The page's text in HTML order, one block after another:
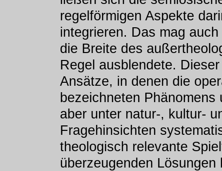
regelförmigen Aspekte
integrieren. Das mag
die Breite des
Regel ausblendete.
Ansätze, in denen die
bezeichneten
aber unter natur-, kultur-
Fragehinsichten
theologisch relevante
überzeugenden